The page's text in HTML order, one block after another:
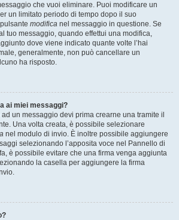
che vuoi eliminare. Puoi modificare un
un limitato periodo di tempo dopo il suo
modifica nel messaggio in questione. Se
tuo messaggio, quando effettui una modifica,
dove viene indicato quante volte l’hai
generalmente, non può cancellare un
ha risposto.
ai miei messaggi?
un messaggio devi prima crearne una tramite il
Una volta creata, è possibile selezionare
nel modulo di invio. È inoltre possibile aggiungere
selezionando l’apposita voce nel Pannello di
è possibile evitare che una firma venga aggiunta
la casella per aggiungere la firma